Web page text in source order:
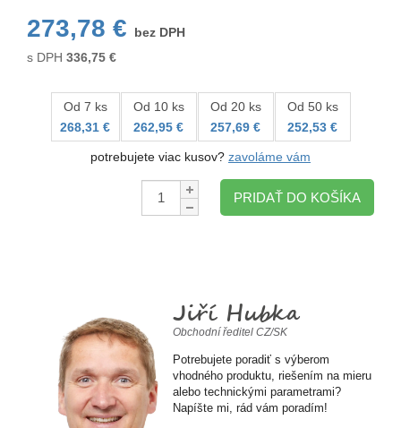
273,78 €
bez DPH
s DPH 336,75 €
Od 7 ks
268,31 €
Od 10 ks
262,95 €
Od 20 ks
257,69 €
Od 50 ks
252,53 €
potrebujete viac kusov? zavoláme vám
Množstvo:
PRIDAŤ DO KOŠÍKA
Jiří Hubka
Obchodní ředitel CZ/SK
Potrebujete poradiť s výberom
vhodného produktu, riešením na mieru
alebo technickými parametrami?
Napíšte mi, rád vám poradím!